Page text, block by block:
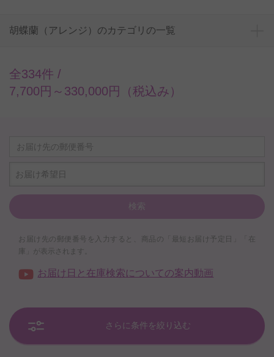
胡蝶蘭（アレンジ）のカテゴリの一覧
全334件 /
7,700円～330,000円（税込み）
お届け希望日
検索
お届け先の郵便番号を入力すると、商品の「最短お届け予定日」「在
庫」が表示されます。
お届け日と在庫検索についての案内動画
さらに条件を絞り込む